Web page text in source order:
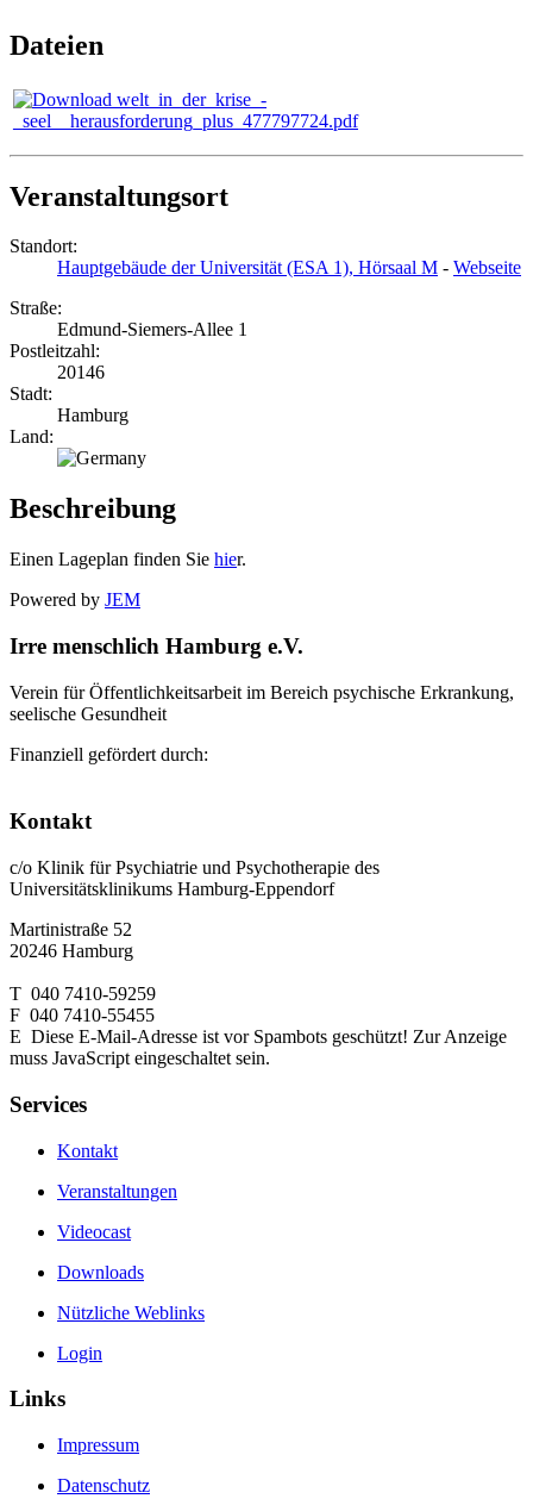
Dateien
welt_in_der_krise_-
_seel__herausforderung_plus_477797724.pdf
Veranstaltungsort
Standort:
Hauptgebäude der Universität (ESA 1), Hörsaal M - Webseite
Straße:
Edmund-Siemers-Allee 1
Postleitzahl:
20146
Stadt:
Hamburg
Land:
Beschreibung
Einen Lageplan finden Sie hier.
Powered by JEM
Irre menschlich Hamburg e.V.
Verein für Öffentlichkeitsarbeit im Bereich psychische Erkrankung,
seelische Gesundheit
Finanziell gefördert durch:
Kontakt
c/o Klinik für Psychiatrie und Psychotherapie des
Universitätsklinikums Hamburg-Eppendorf
Martinistraße 52
20246 Hamburg
T 040 7410-59259
F 040 7410-55455
E Diese E-Mail-Adresse ist vor Spambots geschützt! Zur Anzeige
muss JavaScript eingeschaltet sein.
Services
Kontakt
Veranstaltungen
Videocast
Downloads
Nützliche Weblinks
Login
Links
Impressum
Datenschutz